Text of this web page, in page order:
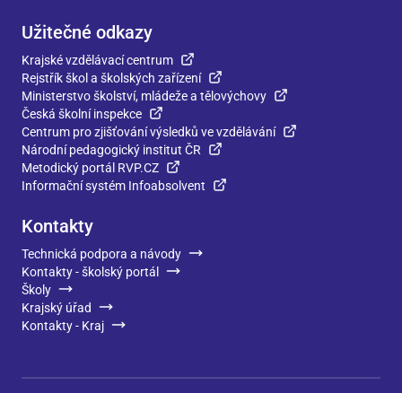
Užitečné odkazy
Krajské vzdělávací centrum
Rejstřík škol a školských zařízení
Ministerstvo školství, mládeže a tělovýchovy
Česká školní inspekce
Centrum pro zjišťování výsledků ve vzdělávání
Národní pedagogický institut ČR
Metodický portál RVP.CZ
Informační systém Infoabsolvent
Kontakty
Technická podpora a návody
Kontakty - školský portál
Školy
Krajský úřad
Kontakty - Kraj